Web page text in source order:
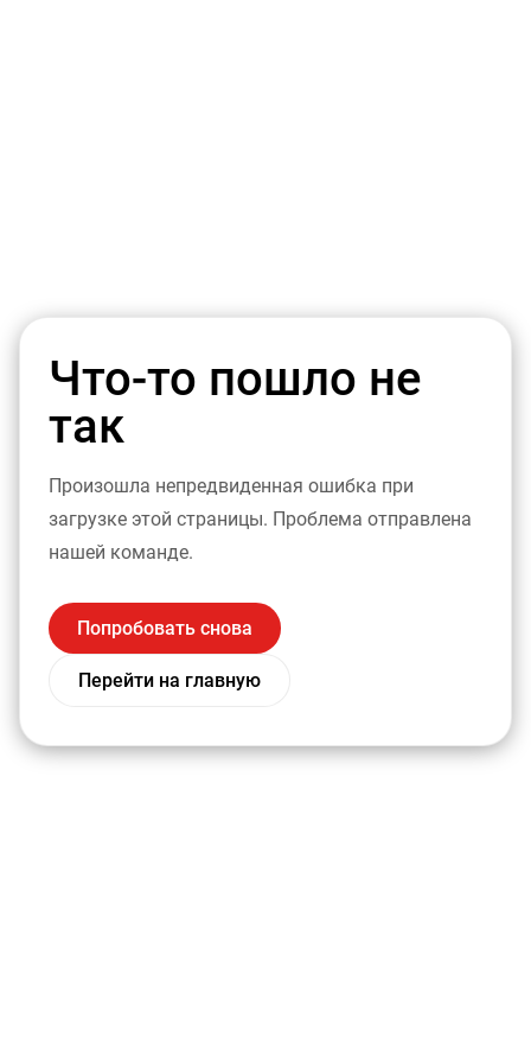
Что-то пошло не
так
Произошла непредвиденная ошибка при
загрузке этой страницы. Проблема отправлена
нашей команде.
Попробовать снова
Перейти на главную